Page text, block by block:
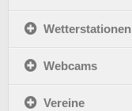
Wetterstationen
Webcams
Vereine